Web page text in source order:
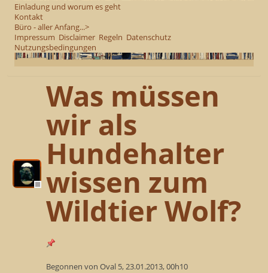
Einladung und worum es geht
Kontakt
Büro - aller Anfang...>
Impressum Disclaimer Regeln Datenschutz
Nutzungsbedingungen
Was müssen
wir als
Hundehalter
wissen zum
Wildtier Wolf?
Begonnen von Oval 5, 23.01.2013, 00h10